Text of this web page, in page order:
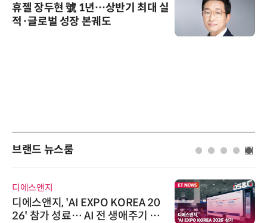
휴젤 장두현 號 1년…상반기 최대 실
적·글로벌 성장 본궤도
브랜드 뉴스룸
디에스앤지
디에스앤지, 'AI EXPO KOREA 20
26' 참가 성료… AI 전 생애주기 아